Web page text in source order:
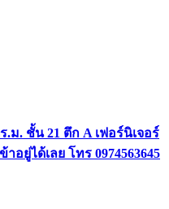
ม. ชั้น 21 ตึก A เฟอร์นิเจอร์
อยู่ได้เลย โทร 0974563645